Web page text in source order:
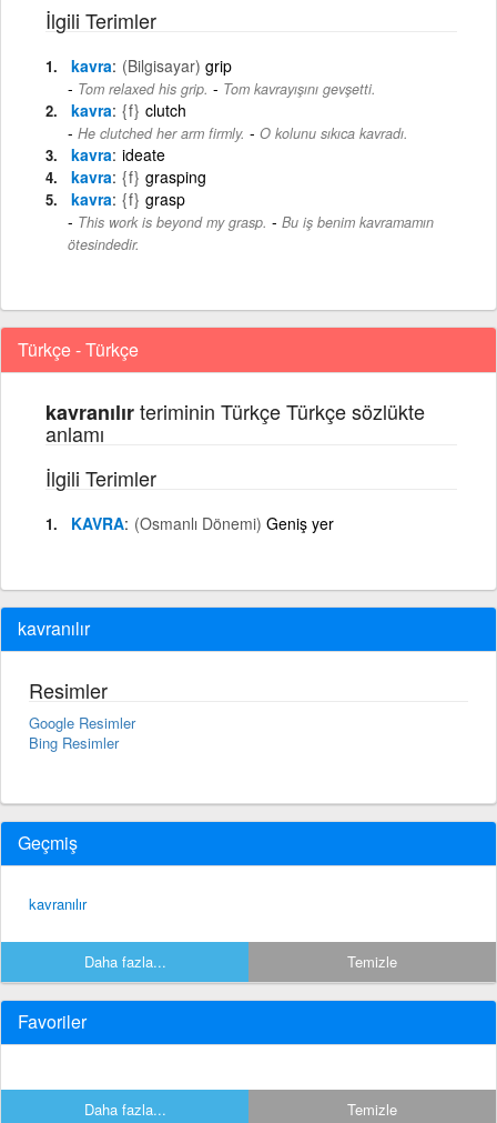
İlgili Terimler
kavra (Bilgisayar) grip
Tom relaxed his grip. - Tom kavrayışını gevşetti.
kavra {f} clutch
He clutched her arm firmly. - O kolunu sıkıca kavradı.
kavra ideate
kavra {f} grasping
kavra {f} grasp
This work is beyond my grasp. - Bu iş benim kavramamın
ötesindedir.
Türkçe - Türkçe
kavranılırteriminin Türkçe Türkçe sözlükte
anlamı
İlgili Terimler
KAVRA (Osmanlı Dönemi) Geniş yer
kavranılır
Resimler
Google Resimler
Bing Resimler
Geçmiş
kavranılır
Daha fazla... Temizle
Favoriler
Daha fazla... Temizle